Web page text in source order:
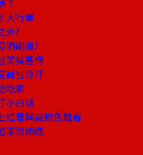
？
大行業
外?
酒期貨?
笑吳基傳
員冒冷汗
吃素
小白球
道曹興誠臉色難看
東很頭痛